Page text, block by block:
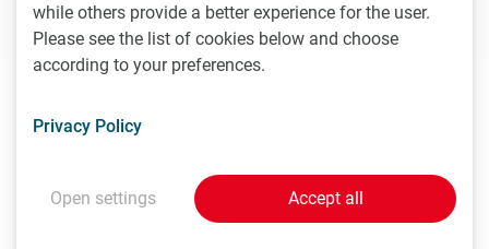
The sender takes full responsibility for the content of this
news item. Content may include forward-looking
on expectations of future events. Readers are cautioned
not to rely on these forward-looking statements.
while others provide a better experience for the user.
Please see the list of cookies below and choose
according to your preferences.
Privacy Policy
Open settings Accept all